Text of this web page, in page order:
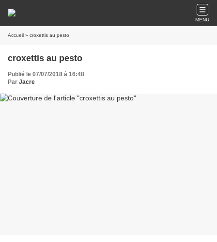
MENU
Accueil » croxettis au pesto
croxettis au pesto
Publié le 07/07/2018 à 16:48
Par Jacre